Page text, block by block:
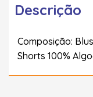
Descrição
Composição:
Shorts 100%